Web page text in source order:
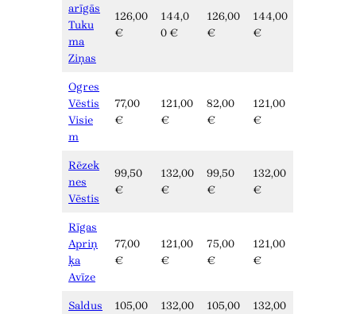
arīgās
Tuku
ma
Ziņas
126,00
€
144,0
0 €
126,00
€
144,00
€
Ogres
Vēstis
Visie
m
77,00
€
121,00
€
82,00
€
121,00
€
Rēzek
nes
Vēstis
99,50
€
132,00
€
99,50
€
132,00
€
Rīgas
Apriņ
ķa
Avīze
77,00
€
121,00
€
75,00
€
121,00
€
Saldus
105,00
132,00
105,00
132,00